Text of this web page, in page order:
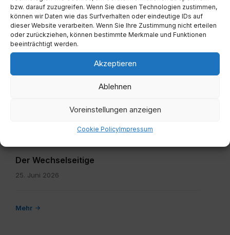
bzw. darauf zuzugreifen. Wenn Sie diesen Technologien zustimmen,
können wir Daten wie das Surfverhalten oder eindeutige IDs auf
dieser Website verarbeiten. Wenn Sie Ihre Zustimmung nicht erteilen
oder zurückziehen, können bestimmte Merkmale und Funktionen
beeinträchtigt werden.
Akzeptieren
Ablehnen
Voreinstellungen anzeigen
Cookie PolicyImpressum
ID Austria Registrierung beim Gemeindeamt
Lavamünd
25. Juni 2026
Der
Der Wechselseitige
25. Juni 2026
Mehr